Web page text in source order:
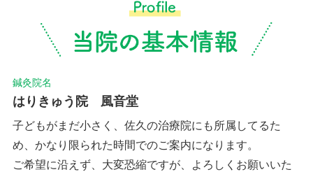
鍼灸院名
はりきゅう院 風音堂
子どもがまだ小さく、佐久の治療院にも所属してるた
め、かなり限られた時間でのご案内になります。
ご希望に沿えず、大変恐縮ですが、よろしくお願いいた